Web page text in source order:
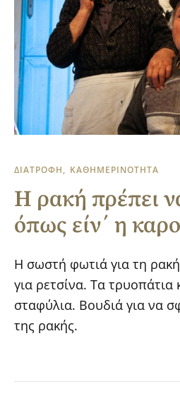
ΔΙΑΤΡΟΦΗ ΚΑΘΗΜΕΡΙΝΟΤΗΤΑ
Η ρακή πρέπει
όπως είν΄ η
Η σωστή φωτιά για τη
για ρετσίνα. Τα τρυοπάτια
σταφύλια. Βουδιά για να
της ρακής.